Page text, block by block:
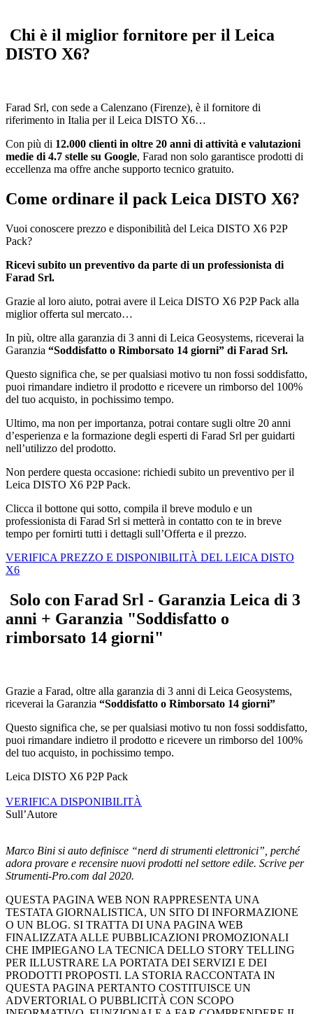
Chi è il miglior fornitore per il Leica
DISTO X6?
Farad Srl, con sede a Calenzano (Firenze), è il fornitore di
riferimento in Italia per il Leica DISTO X6…
Con più di 12.000 clienti in oltre 20 anni di attività e valutazioni
medie di 4.7 stelle su Google, Farad non solo garantisce prodotti di
eccellenza ma offre anche supporto tecnico gratuito.
Come ordinare il pack Leica DISTO X6?
Vuoi conoscere prezzo e disponibilità del Leica DISTO X6 P2P
Pack?
Ricevi subito un preventivo da parte di un professionista di
Farad Srl.
Grazie al loro aiuto, potrai avere il Leica DISTO X6 P2P Pack alla
miglior offerta sul mercato…
In più, oltre alla garanzia di 3 anni di Leica Geosystems, riceverai la
Garanzia “Soddisfatto o Rimborsato 14 giorni” di Farad Srl.
Questo significa che, se per qualsiasi motivo tu non fossi soddisfatto,
puoi rimandare indietro il prodotto e ricevere un rimborso del 100%
del tuo acquisto, in pochissimo tempo.
Ultimo, ma non per importanza, potrai contare sugli oltre 20 anni
d’esperienza e la formazione degli esperti di Farad Srl per guidarti
nell’utilizzo del prodotto.
Non perdere questa occasione: richiedi subito un preventivo per il
Leica DISTO X6 P2P Pack.
Clicca il bottone qui sotto, compila il breve modulo e un
professionista di Farad Srl si metterà in contatto con te in breve
tempo per fornirti tutti i dettagli sull’Offerta e il prezzo.
VERIFICA PREZZO E DISPONIBILITÀ DEL LEICA DISTO
X6
Solo con Farad Srl - Garanzia Leica di 3
anni + Garanzia "Soddisfatto o
rimborsato 14 giorni"
Grazie a Farad, oltre alla garanzia di 3 anni di Leica Geosystems,
riceverai la Garanzia “Soddisfatto o Rimborsato 14 giorni”
Questo significa che, se per qualsiasi motivo tu non fossi soddisfatto,
puoi rimandare indietro il prodotto e ricevere un rimborso del 100%
del tuo acquisto, in pochissimo tempo.
Leica DISTO X6 P2P Pack
VERIFICA DISPONIBILITÀ
Sull’Autore
Marco Bini si auto definisce “nerd di strumenti elettronici”, perché
adora provare e recensire nuovi prodotti nel settore edile. Scrive per
Strumenti-Pro.com dal 2020.
QUESTA PAGINA WEB NON RAPPRESENTA UNA
TESTATA GIORNALISTICA, UN SITO DI INFORMAZIONE
O UN BLOG. SI TRATTA DI UNA PAGINA WEB
FINALIZZATA ALLE PUBBLICAZIONI PROMOZIONALI
CHE IMPIEGANO LA TECNICA DELLO STORY TELLING
PER ILLUSTRARE LA PORTATA DEI SERVIZI E DEI
PRODOTTI PROPOSTI. LA STORIA RACCONTATA IN
QUESTA PAGINA PERTANTO COSTITUISCE UN
ADVERTORIAL O PUBBLICITÀ CON SCOPO